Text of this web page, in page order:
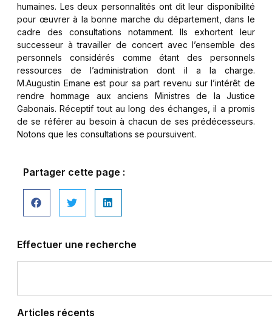
humaines. Les deux personnalités ont dit leur disponibilité
pour œuvrer à la bonne marche du département, dans le
cadre des consultations notamment. Ils exhortent leur
successeur à travailler de concert avec l’ensemble des
personnels considérés comme étant des personnels
ressources de l’administration dont il a la charge.
M.Augustin Emane est pour sa part revenu sur l’intérêt de
rendre hommage aux anciens Ministres de la Justice
Gabonais. Réceptif tout au long des échanges, il a promis
de se référer au besoin à chacun de ses prédécesseurs.
Notons que les consultations se poursuivent.
Partager cette page :
Effectuer une recherche
Articles récents